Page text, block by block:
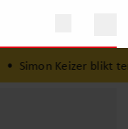
Simon Keizer blikt